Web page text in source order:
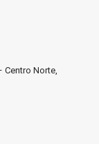
Centro Norte,